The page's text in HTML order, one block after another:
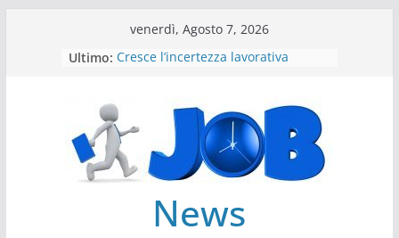
venerdì, Agosto 7, 2026
Ultimo: Cresce l’incertezza lavorativa
Il settore energy cambia veste
Servono più sustainability data
architect
News